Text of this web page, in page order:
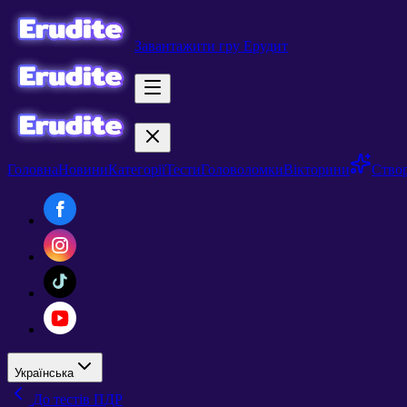
Завантажити гру Ерудит
ГоловнаНовиниКатегоріїТестиГоловоломкиВікторини
Українська
До тестів ПДР